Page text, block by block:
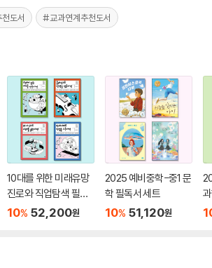
도서 #교과연계추천도서
10대를 위한 미래유망
진로와 직업탐색 필독
서 세트
10% 52,200원
2025 예비중학-중1 문
학 필독서 세트
10% 51,120원